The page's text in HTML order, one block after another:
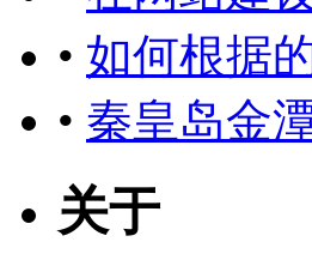
• 如何根据
• 秦皇岛金
关于